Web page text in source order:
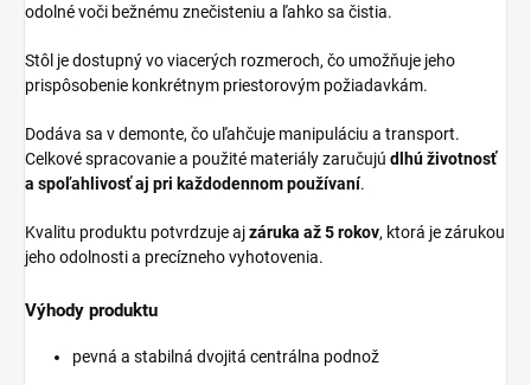
odolné voči bežnému znečisteniu a ľahko sa čistia.
Stôl je dostupný vo viacerých rozmeroch, čo umožňuje jeho
prispôsobenie konkrétnym priestorovým požiadavkám.
Dodáva sa v demonte, čo uľahčuje manipuláciu a transport.
Celkové spracovanie a použité materiály zaručujú dlhú životnosť
a spoľahlivosť aj pri každodennom používaní.
Kvalitu produktu potvrdzuje ajzáruka až 5 rokov, ktorá je zárukou
jeho odolnosti a precízneho vyhotovenia.
Výhody produktu
pevná a stabilná dvojitá centrálna podnož